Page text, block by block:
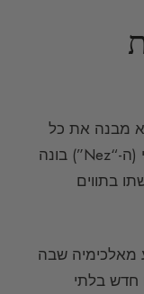
מבנה את כל
היצירה ומעניק לה עקביות וזהות. הבשמאי (ה-“Nez”) בונה
בתווים
מאלכימיה שבה
חדש בלתי